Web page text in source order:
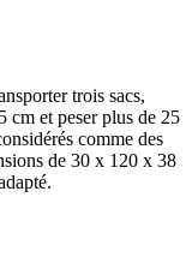
trois sacs,
cm et peser plus de 25
comme des
de 30 x 120 x 38